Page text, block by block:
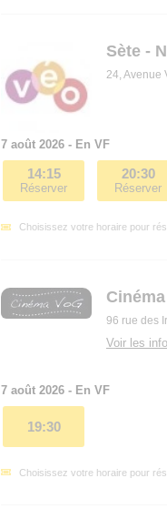
Sète -
24, Avenue
7 août 2026 - En VF
14:15
Réserver
20:30
Réserver
Choisissez votre horaire pour
96 rue des
Voir les
7 août 2026 - En VF
19:30
Choisissez votre horaire pour